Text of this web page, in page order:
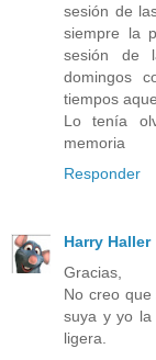
sesión de
siempre la
sesión de
domingos
tiempos
Lo tenía
memoria
Responder
Harry Haller
Gracias,
No creo
suya y yo la
ligera.